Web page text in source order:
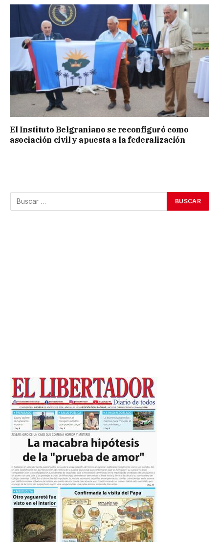
El Instituto Belgraniano se reconfiguró como
asociación civil y apuesta a la federalización